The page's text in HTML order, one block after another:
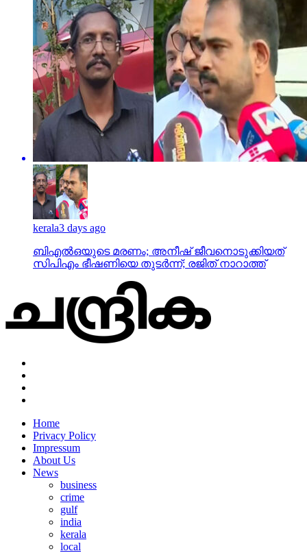
kerala3 days ago
ബിഎല്‍ഒയുടെ മരണം; അനീഷ് ജീവനൊടുക്കിയത്
സിപിഎം ഭീഷണിയെ തുടര്‍ന്ന്; രജിത് നാറാത്ത്
News
business
crime
gulf
kerala
local
Copyright © 2022 Designed by Techblasters LLP